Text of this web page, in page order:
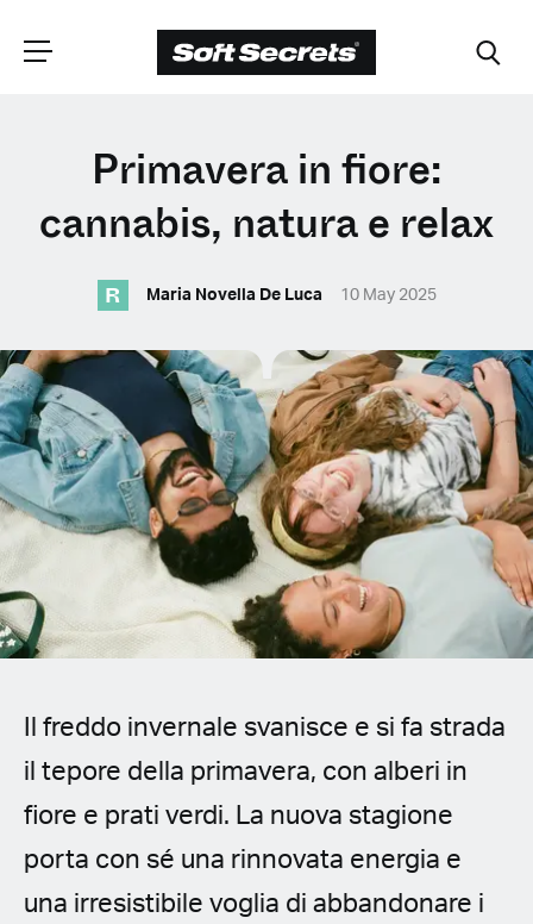
SCEGLI LA
TUA POSIZIONE
English (United Kingdom)
English (United States)
Spanish (Spain)
Spanish (Latin America)
German
French
Italian
Czech
Polish
Primavera in fiore:
cannabis, natura e relax
R Maria Novella De Luca 10 May 2025
Il freddo invernale svanisce e si fa strada
il tepore della primavera, con alberi in
fiore e prati verdi. La nuova stagione
porta con sé una rinnovata energia e
una irresistibile voglia di abbandonare i